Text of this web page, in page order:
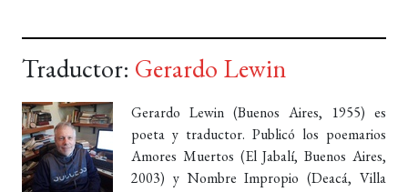
Traductor: Gerardo Lewin
Gerardo Lewin (Buenos Aires, 1955) es
poeta y traductor. Publicó los poemarios
Amores Muertos (El Jabalí, Buenos Aires,
2003) y Nombre Impropio (Deacá, Villa